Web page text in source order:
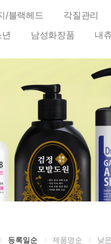
/
중성
지성
/블랙헤드 각질관리
남성화장품 내
등록일순 제품명순 낮